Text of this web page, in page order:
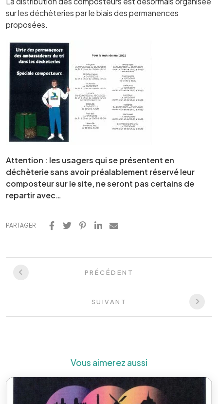
sur les déchèteries par le biais des permanences
proposées.
Attention : les usagers qui se présentent en
déchèterie sans avoir préalablement réservé leur
composteur sur le site, ne seront pas certains de
repartir avec…
PARTAGER
PRÉCÉDENT
SUIVANT
Vous aimerez aussi